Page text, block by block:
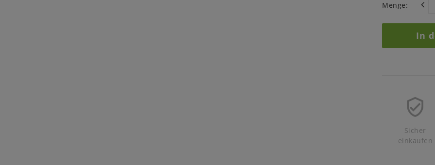
Menge:
In
Sicher
einkaufen